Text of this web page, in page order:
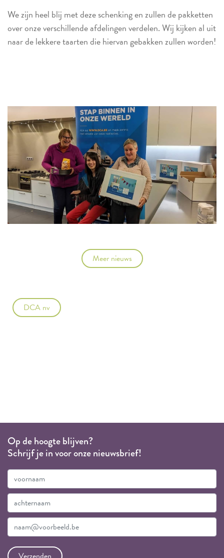
We zijn heel blij met deze schenking en zullen de pakketten
over onze verschillende afdelingen verdelen. Wij kijken al uit
naar de lekkere taarten die hiervan gebakken zullen worden!
Meer nieuws
DCA nv
Op de hoogte blijven?
Schrijf je in voor onze nieuwsbrief!